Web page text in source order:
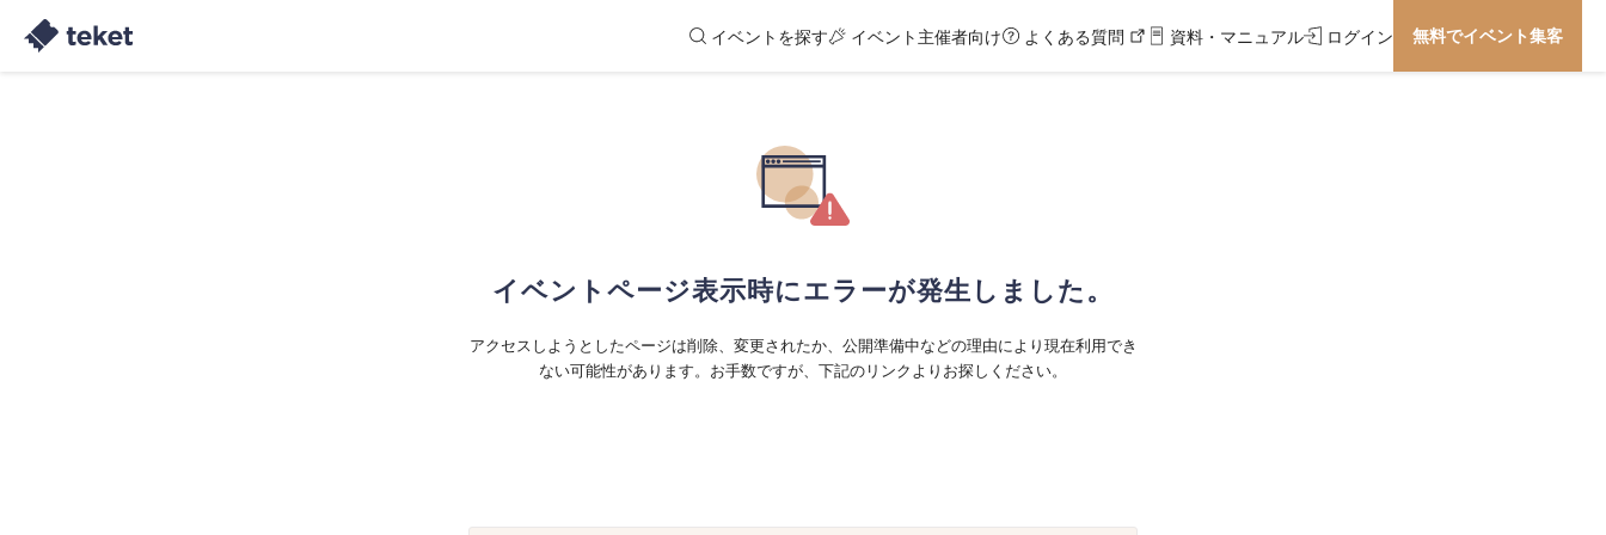
イベントを探す イベント主催者向け よくある質問 資料・マニュアル ログイン 無料でイベント集客
イベントページ表示時にエラーが発生しました。
アクセスしようとしたページは削除、変更されたか、公開準備中などの理由により現在利用でき
ない可能性があります。お手数ですが、下記のリンクよりお探しください。